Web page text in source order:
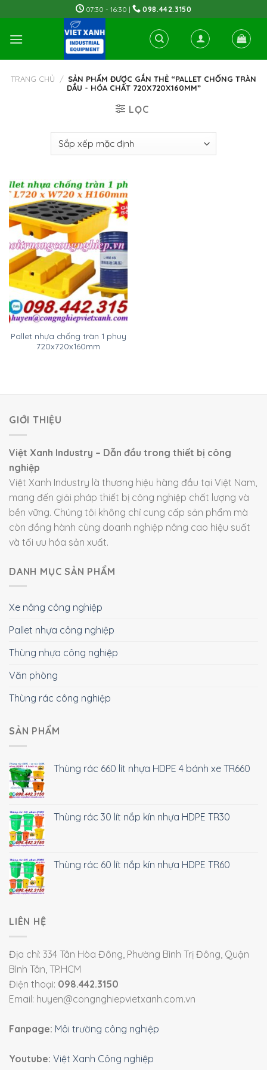
to
content
07:30 - 16:30 | 098.442.3150
TRANG CHỦ / SẢN PHẨM ĐƯỢC GẮN THẺ “PALLET CHỐNG TRÀN
DẦU - HÓA CHẤT 720X720X160MM”
LỌC
Pallet nhựa chống tràn 1 phuy
720x720x160mm
GIỚI THIỆU
Việt Xanh Industry – Dẫn đầu trong thiết bị công
nghiệp
Việt Xanh Industry là thương hiệu hàng đầu tại Việt Nam,
mang đến giải pháp thiết bị công nghiệp chất lượng và
bền vững. Chúng tôi không chỉ cung cấp sản phẩm mà
còn đồng hành cùng doanh nghiệp nâng cao hiệu suất
và tối ưu hóa sản xuất.
DANH MỤC SẢN PHẨM
Xe nâng công nghiệp
Pallet nhựa công nghiệp
Thùng nhựa công nghiệp
Văn phòng
Thùng rác công nghiệp
SẢN PHẨM
Thùng rác 660 lít nhựa HDPE 4 bánh xe TR660
Thùng rác 30 lít nắp kín nhựa HDPE TR30
Thùng rác 60 lít nắp kín nhựa HDPE TR60
LIÊN HỆ
Địa chỉ: 334 Tân Hòa Đông, Phường Bình Trị Đông, Quận
Bình Tân, TP.HCM
Điện thoại: 098.442.3150
Email: huyen@congnghiepvietxanh.com.vn
Fanpage: Môi trường công nghiệp
Youtube: Việt Xanh Công nghiệp